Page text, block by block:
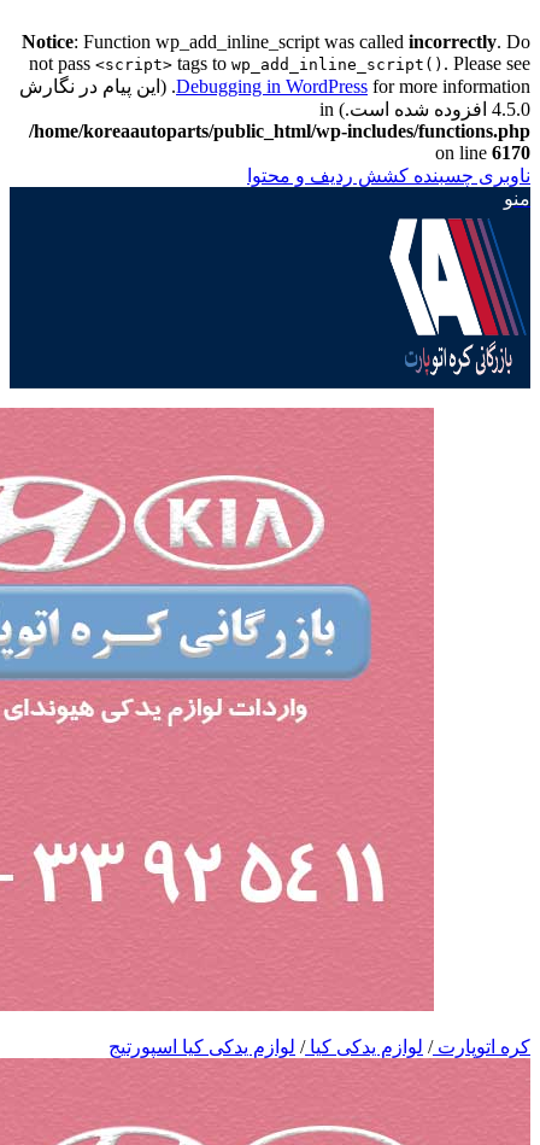
Notice: Function wp_add_inline_script was called incorrectly. Do
not pass <script> tags to wp_add_inline_script() . Please see
Debugging in WordPressfor more information. (این پیام در نگارش
4.5.0 افزوده شده است.) in
/home/koreaautoparts/public_html/wp-includes/functions.php
on line 6170
ناوبری چسبنده کشش ردیف و محتوا
منو
کره اتوپارت/ لوازم یدکی کیا/ لوازم یدکی کیا اسپورتیج